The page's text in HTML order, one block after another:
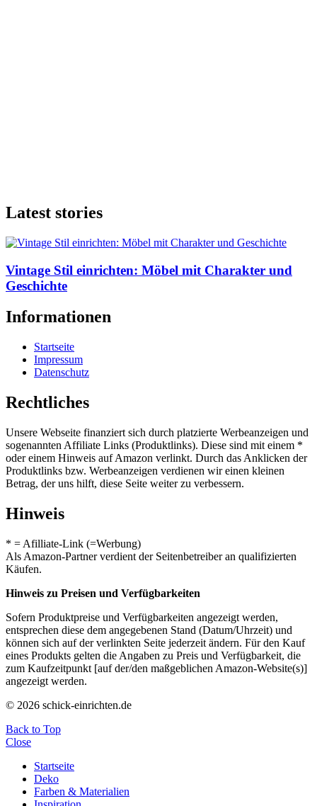
Latest stories
Vintage Stil einrichten: Möbel mit Charakter und
Geschichte
Informationen
Startseite
Impressum
Datenschutz
Rechtliches
Unsere Webseite finanziert sich durch platzierte Werbeanzeigen und
sogenannten Affiliate Links (Produktlinks). Diese sind mit einem *
oder einem Hinweis auf Amazon verlinkt. Durch das Anklicken der
Produktlinks bzw. Werbeanzeigen verdienen wir einen kleinen
Betrag, der uns hilft, diese Seite weiter zu verbessern.
Hinweis
* = Afilliate-Link (=Werbung)
Als Amazon-Partner verdient der Seitenbetreiber an qualifizierten
Käufen.
Hinweis zu Preisen und Verfügbarkeiten
Sofern Produktpreise und Verfügbarkeiten angezeigt werden,
entsprechen diese dem angegebenen Stand (Datum/Uhrzeit) und
können sich auf der verlinkten Seite jederzeit ändern. Für den Kauf
eines Produkts gelten die Angaben zu Preis und Verfügbarkeit, die
zum Kaufzeitpunkt [auf der/den maßgeblichen Amazon-Website(s)]
angezeigt werden.
© 2026 schick-einrichten.de
Back to Top
Close
Startseite
Deko
Farben & Materialien